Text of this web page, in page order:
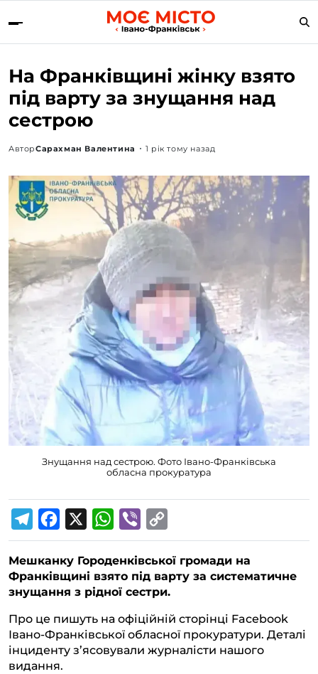
На Франківщині жінку взято
під варту за знущання над
сестрою
АвторСарахман Валентина 1 рік тому назад
Знущання над сестрою. Фото Івано-Франківська
обласна прокуратура
e
l
e
r
a
m
a
c
e
o
o
k
W
h
a
t
A
p
i
b
e
o
p
y
i
n
Мешканку Городенківської громади на
Франківщині взято під варту за систематичне
знущання з рідної сестри.
Про це пишуть на офіційній сторінці Facebook
Івано-Франківської обласної прокуратури. Деталі
інциденту з’ясовували журналісти нашого
видання.